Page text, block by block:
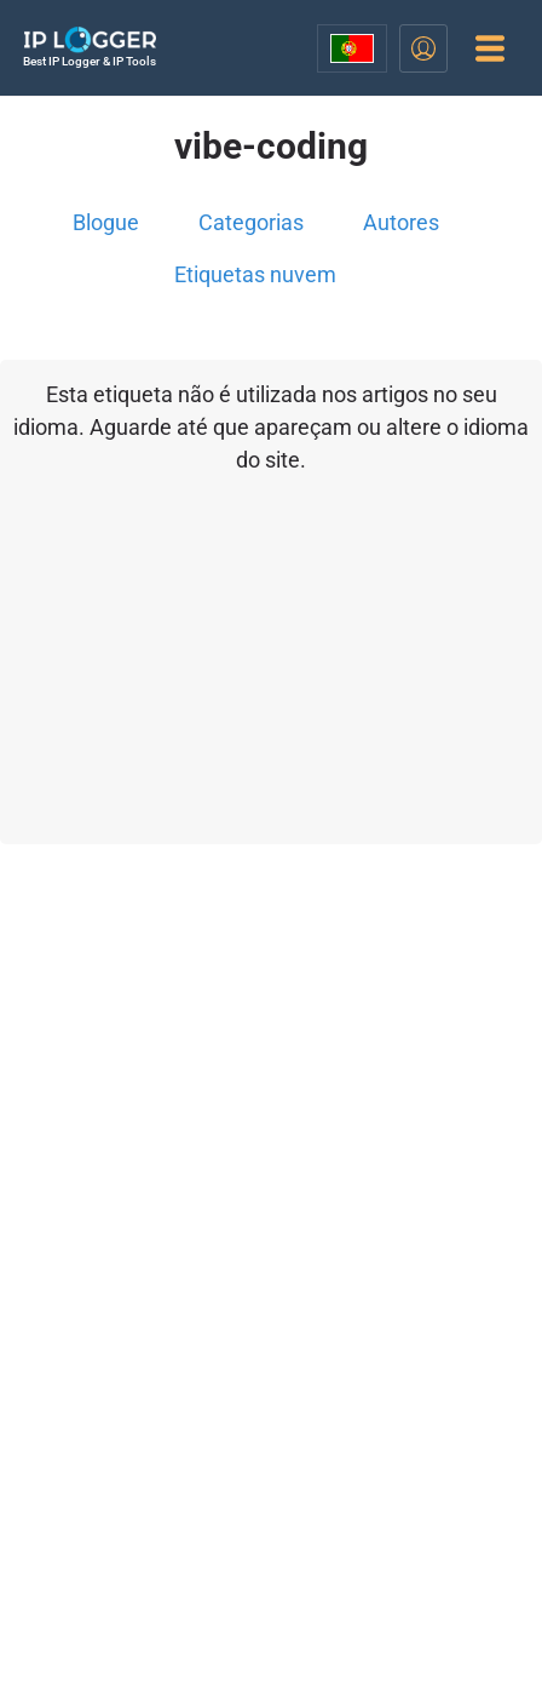
Best IP Logger & IP Tools
vibe-coding
Blogue Categorias Autores
Etiquetas nuvem